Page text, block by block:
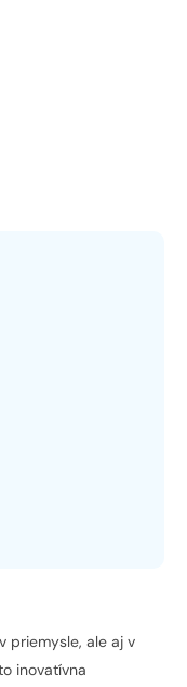
priemysle, ale aj v
inovatívna